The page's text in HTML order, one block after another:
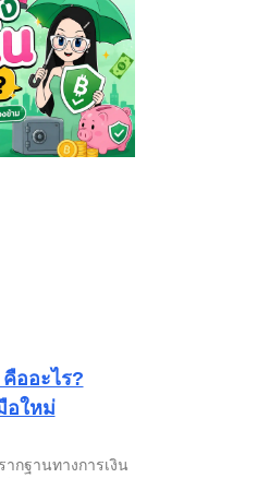
คืออะไร?
อใหม่
ากฐานทางการเงิน